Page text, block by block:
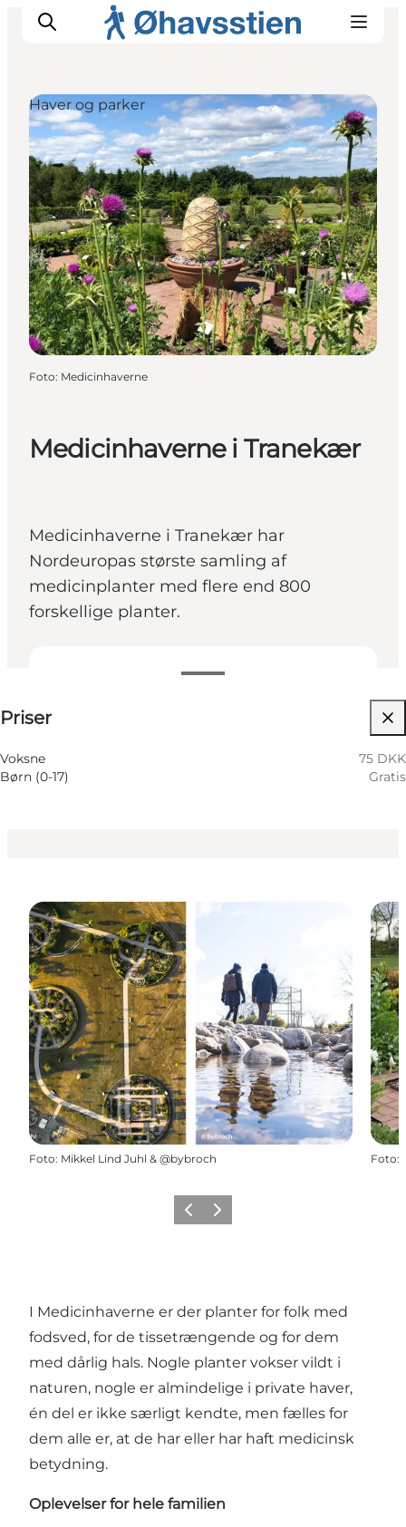
Inspiration
Vandreruter
Planlægning
Medicinhaverne i Tranekær
Medicinhaverne i Tranekær har
Nordeuropas største samling af
medicinplanter med flere end 800
forskellige planter.
Priser
Voksne
75 DKK
Børn (0-17)
Gratis
Haver og parker
Foto: Medicinhaverne
Foto: Mikkel Lind Juhl & @bybroch Foto:
ForrigeNæste
I Medicinhaverne er der planter for folk med
fodsved, for de tissetrængende og for dem
med dårlig hals. Nogle planter vokser vildt i
naturen, nogle er almindelige i private haver,
én del er ikke særligt kendte, men fælles for
dem alle er, at de har eller har haft medicinsk
betydning.
Oplevelser for hele familien